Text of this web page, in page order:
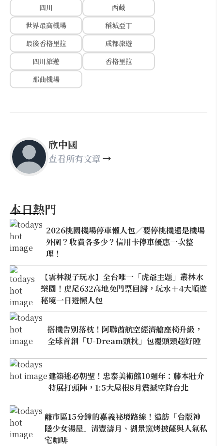
四川
西藏
世界最高機場
稻城亞丁
最後香格里拉
成都旅遊
四川旅遊
香格里拉
那曲機場
欣中國
查看所有文章
本日熱門
2026桃園機場停車懶人包／要停桃機還是機場
外圍？收費各多少？信用卡停車優惠一次整
理！
【雲林親子玩水】全台唯一「虎爺主題」叢林水
樂園！虎尾632高地免門票回歸，玩水＋4大順遊
秘境一日遊懶人包
搭機告別落枕！阿聯酋航空經濟艙座椅升級，
全球首創「U-Dream頭枕」包覆頭頸超好睡
建築迷必朝聖！忠泰美術館10週年：藤本壯介
特展打頭陣，1:5大屋根8月震撼空降台北
離市區15分鐘的嘉義祕境路線！造訪「台版神
隱少女湯屋」清豐濤月、湖景窯烤披薩與人氣私
宅咖啡